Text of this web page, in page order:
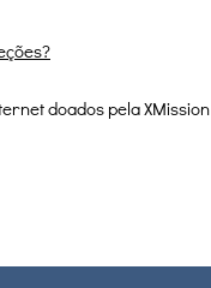
doados pela XMission